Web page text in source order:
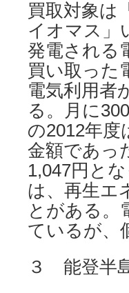
買取対象は
イオマス」
発電される
買い取った
電気利用者
る。月に
の2012年度
金額であっ
1,047円と
は、再生エ
とがある。
ているが、
３ 能登半